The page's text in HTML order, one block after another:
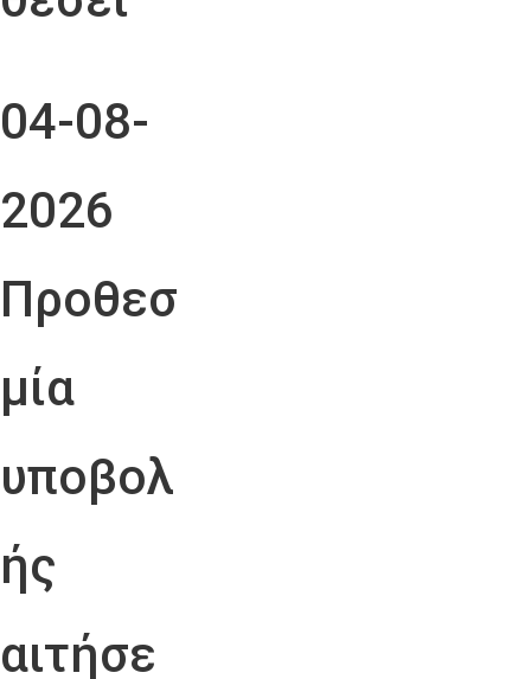
04-08-
2026
Προθεσ
μία
υποβολ
ής
αιτήσε